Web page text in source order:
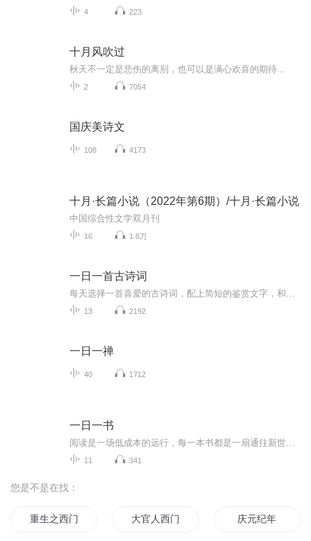
4 223
十月风吹过
秋天不一定是悲伤的离别，也可以是满心欢喜的期待...
2 7054
国庆美诗文
108 4173
十月·长篇小说（2022年第6期）/十月·长篇小说
中国综合性文学双月刊
16 1.8万
一日一首古诗词
13 2192
一日一禅
40 1712
一日一书
11 341
您是不是在找：
重生之西门庆 大官人西门庆 庆元纪年